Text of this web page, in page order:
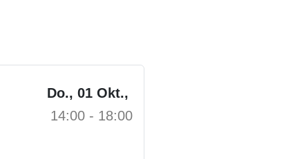
Do., 01 Okt.,
14:00 - 18:00